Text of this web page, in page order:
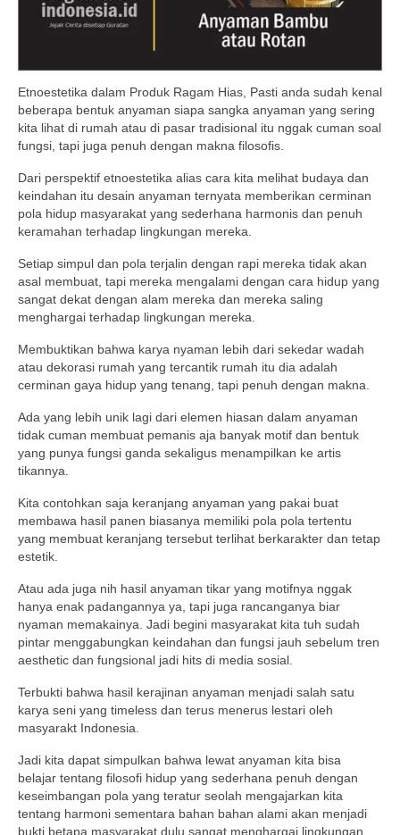
Etnoestetika dalam Produk Ragam Hias, Pasti anda sudah kenal
beberapa bentuk anyaman siapa sangka anyaman yang sering
kita lihat di rumah atau di pasar tradisional itu nggak cuman soal
fungsi, tapi juga penuh dengan makna filosofis.
Dari perspektif etnoestetika alias cara kita melihat budaya dan
keindahan itu desain anyaman ternyata memberikan cerminan
pola hidup masyarakat yang sederhana harmonis dan penuh
keramahan terhadap lingkungan mereka.
Setiap simpul dan pola terjalin dengan rapi mereka tidak akan
asal membuat, tapi mereka mengalami dengan cara hidup yang
sangat dekat dengan alam mereka dan mereka saling
menghargai terhadap lingkungan mereka.
Membuktikan bahwa karya nyaman lebih dari sekedar wadah
atau dekorasi rumah yang tercantik rumah itu dia adalah
cerminan gaya hidup yang tenang, tapi penuh dengan makna.
Ada yang lebih unik lagi dari elemen hiasan dalam anyaman
tidak cuman membuat pemanis aja banyak motif dan bentuk
yang punya fungsi ganda sekaligus menampilkan ke artis
tikannya.
Kita contohkan saja keranjang anyaman yang pakai buat
membawa hasil panen biasanya memiliki pola pola tertentu
yang membuat keranjang tersebut terlihat berkarakter dan tetap
estetik.
Atau ada juga nih hasil anyaman tikar yang motifnya nggak
hanya enak padangannya ya, tapi juga rancanganya biar
nyaman memakainya. Jadi begini masyarakat kita tuh sudah
pintar menggabungkan keindahan dan fungsi jauh sebelum tren
aesthetic dan fungsional jadi hits di media sosial.
Terbukti bahwa hasil kerajinan anyaman menjadi salah satu
karya seni yang timeless dan terus menerus lestari oleh
masyarakt Indonesia.
Jadi kita dapat simpulkan bahwa lewat anyaman kita bisa
belajar tentang filosofi hidup yang sederhana penuh dengan
keseimbangan pola yang teratur seolah mengajarkan kita
tentang harmoni sementara bahan bahan alami akan menjadi
bukti betapa masyarakat dulu sangat menghargai lingkungan